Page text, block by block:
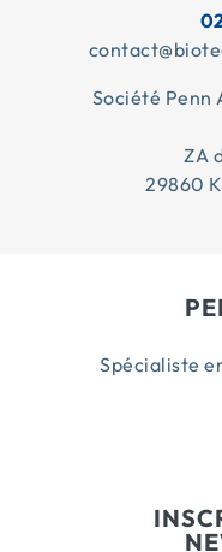
Société Penn
ZA
29860
Spécialiste